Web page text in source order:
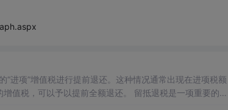
前全额退还。 留抵退税是一项重要的税